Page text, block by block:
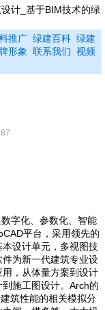
推广 绿建百科 绿建
形象 联系我们 视频
字化、参数化、智能
平台，采用领先的
设计单元，多视图技
为新一代建筑专业设
，从体量方案到设计
施工图设计。 Arch的
筑性能的相关模拟分